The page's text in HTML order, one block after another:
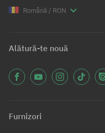
Română / RON
Alătură-te nouă
Furnizori